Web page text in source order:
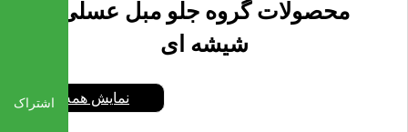
محصولات گروه جلو مبل عسلی
شیشه ای
نمایش همه اشتراک